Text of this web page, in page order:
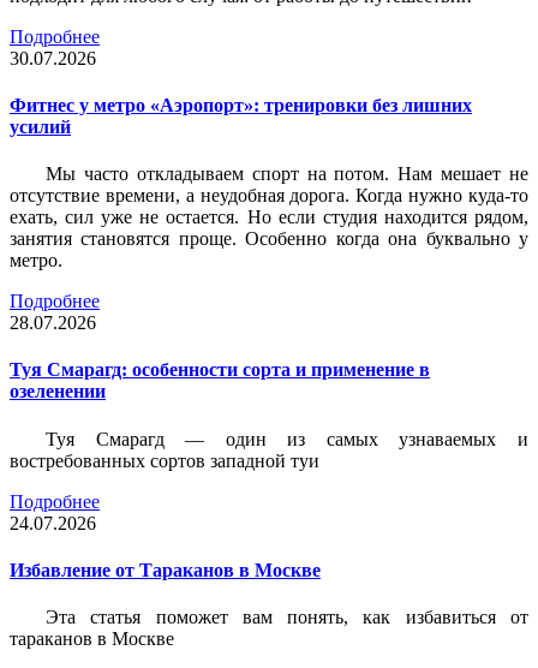
Подробнее
30.07.2026
Фитнес у метро «Аэропорт»: тренировки без лишних
усилий
Мы часто откладываем спорт на потом. Нам мешает не
отсутствие времени, а неудобная дорога. Когда нужно куда-то
ехать, сил уже не остается. Но если студия находится рядом,
занятия становятся проще. Особенно когда она буквально у
метро.
Подробнее
28.07.2026
Туя Смарагд: особенности сорта и применение в
озеленении
Туя Смарагд — один из самых узнаваемых и
востребованных сортов западной туи
Подробнее
24.07.2026
Избавление от Тараканов в Москве
Эта статья поможет вам понять, как избавиться от
тараканов в Москве